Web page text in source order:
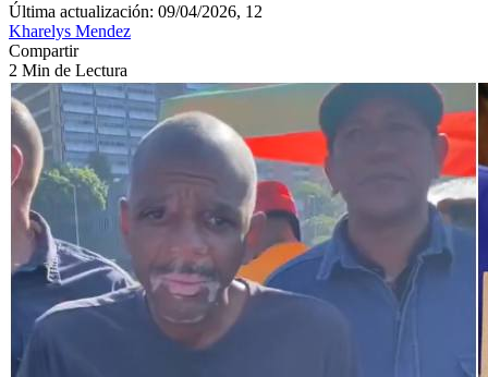
Última actualización: 09/04/2026, 12
Kharelys Mendez
Compartir
2 Min de Lectura